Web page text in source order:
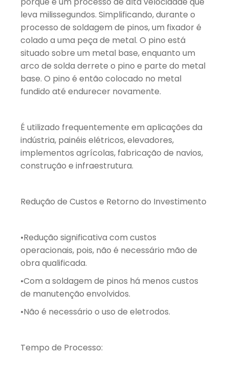
leva milissegundos. Simplificando, durante o
processo de soldagem de pinos, um fixador é
colado a uma peça de metal. O pino está
situado sobre um metal base, enquanto um
arco de solda derrete o pino e parte do metal
base. O pino é então colocado no metal
fundido até endurecer novamente.
É utilizado frequentemente em aplicações da
indústria, painéis elétricos, elevadores,
implementos agrícolas, fabricação de navios,
construção e infraestrutura.
Redução de Custos e Retorno do Investimento
•Redução significativa com custos
operacionais, pois, não é necessário mão de
obra qualificada.
•Com a soldagem de pinos há menos custos
de manutenção envolvidos.
•Não é necessário o uso de eletrodos.
Tempo de Processo: